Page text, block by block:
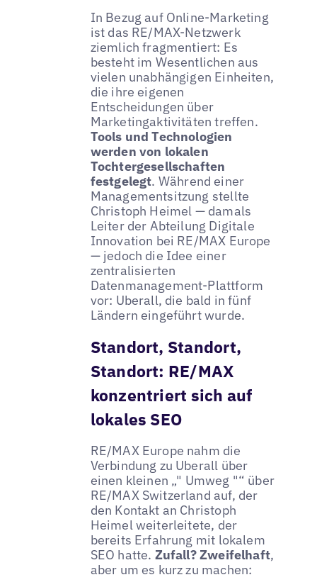
In Bezug auf Online-Marketing
ist das RE/MAX-Netzwerk
ziemlich fragmentiert: Es
besteht im Wesentlichen aus
vielen unabhängigen Einheiten,
die ihre eigenen
Entscheidungen über
Marketingaktivitäten treffen.
Tools und Technologien
werden von lokalen
Tochtergesellschaften
festgelegt. Während einer
Managementsitzung stellte
Christoph Heimel — damals
Leiter der Abteilung Digitale
Innovation bei RE/MAX Europe
— jedoch die Idee einer
zentralisierten
Datenmanagement-Plattform
vor: Uberall, die bald in fünf
Ländern eingeführt wurde.
Standort, Standort,
Standort: RE/MAX
konzentriert sich auf
lokales SEO
RE/MAX Europe nahm die
Verbindung zu Uberall über
einen kleinen „" Umweg "“ über
RE/MAX Switzerland auf, der
den Kontakt an Christoph
Heimel weiterleitete, der
bereits Erfahrung mit lokalem
SEO hatte. Zufall? Zweifelhaft,
aber um es kurz zu machen: